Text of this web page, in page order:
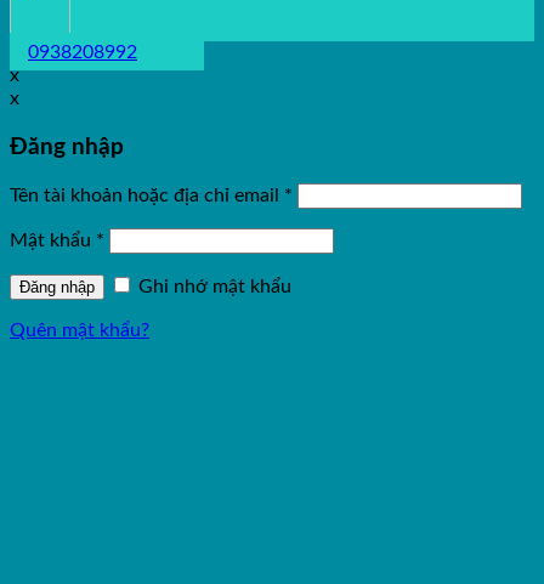
0938208992
x
x
Đăng nhập
Tên tài khoản hoặc địa chỉ email *
Mật khẩu *
Đăng nhập Ghi nhớ mật khẩu
Quên mật khẩu?